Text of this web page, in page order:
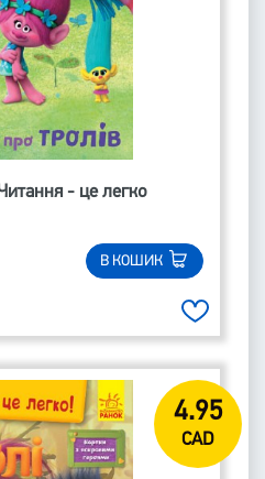
- це легко
В КОШИК
4.95
CAD